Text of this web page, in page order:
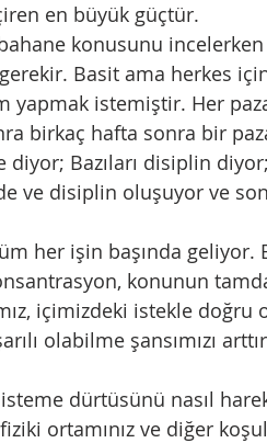
en büyük güçtür.
konusunu
Basit ama herkes
yapmak istemiştir. Her
birkaç hafta sonra bir
diyor; Bazıları disiplin
ve disiplin oluşuyor ve
konunun
içimizdeki istekle
olabilme şansımızı
ortamınız ve diğer